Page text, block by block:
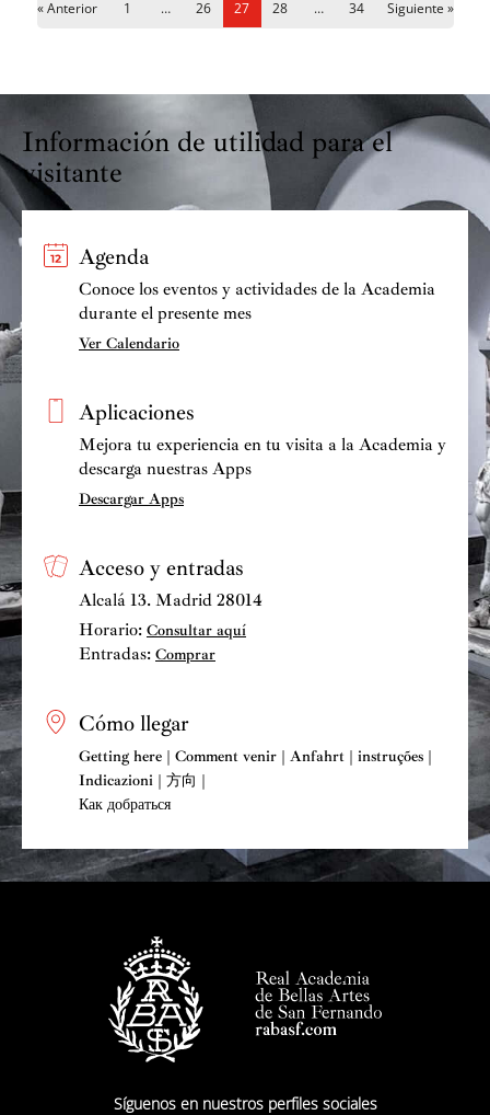
de
« Anterior 1 … 26 27 28 … 34 Siguiente »
Información de utilidad para el
visitante
Agenda
Conoce los eventos y actividades de la Academia
durante el presente mes
Ver Calendario
Aplicaciones
Mejora tu experiencia en tu visita a la Academia y
descarga nuestras Apps
Descargar Apps
Acceso y entradas
Alcalá 13. Madrid 28014
Horario: Consultar aquí
Entradas: Comprar
Cómo llegar
Getting here | Comment venir | Anfahrt | instruções |
Indicazioni | 方向 |
Как добраться
Síguenos en nuestros perfiles sociales